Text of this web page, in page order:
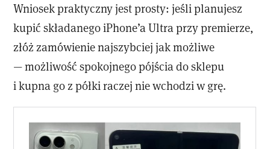
Wniosek praktyczny jest prosty: jeśli planujesz
kupić składanego iPhone’a Ultra przy premierze,
złóż zamówienie najszybciej jak możliwe
— możliwość spokojnego pójścia do sklepu
i kupna go z półki raczej nie wchodzi w grę.